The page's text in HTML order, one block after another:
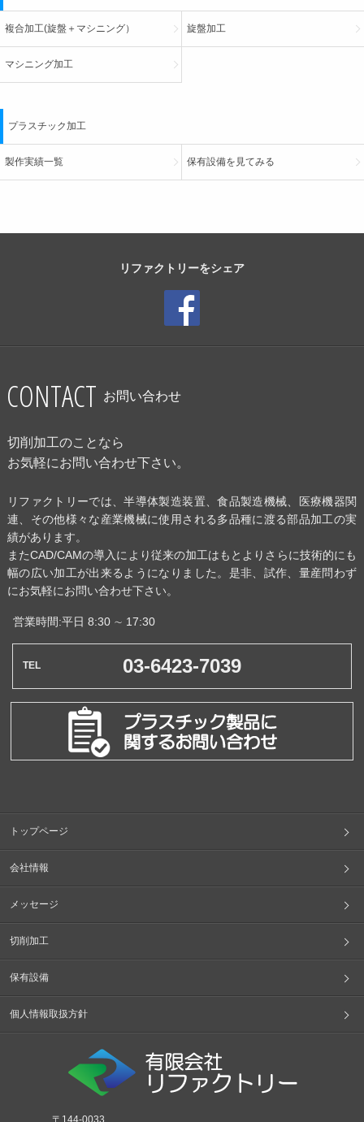
複合加工(旋盤＋マシニング） 旋盤加工
マシニング加工
プラスチック加工
製作実績一覧 保有設備を見てみる
リファクトリーをシェア
CONTACT お問い合わせ
切削加工のことなら
お気軽にお問い合わせ下さい。
リファクトリーでは、半導体製造装置、食品製造機械、医療機器関
連、その他様々な産業機械に使用される多品種に渡る部品加工の実
績があります。
またCAD/CAMの導入により従来の加工はもとよりさらに技術的にも
幅の広い加工が出来るようになりました。是非、試作、量産問わず
にお気軽にお問い合わせ下さい。
営業時間:平日 8:30 ∼ 17:30
03-6423-7039
トップページ
会社情報
メッセージ
切削加工
保有設備
個人情報取扱方針
〒144-0033